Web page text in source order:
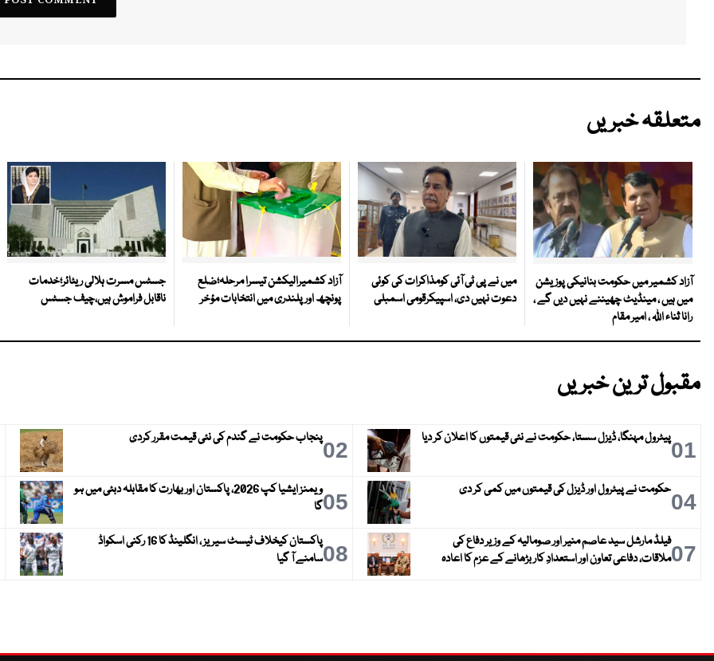
متعلقہ خبریں
آزاد کشمیر میں حکومت بنانیکی پوزیشن
میں ہیں ، مینڈیٹ چھیننے نہیں دیں گے ،
رانا ثناء اللہ ، امیر مقام
میں نے پی ٹی آئی کومذاکرات کی کوئی
دعوت نہیں دی، اسپیکرقومی اسمبلی
آزاد کشمیرالیکشن تیسرا مرحلہ؛ضلع
پونچھ اور پلندری میں انتخابات مؤخر
جسٹس مسرت ہلالی ریٹائر؛خدمات
ناقابل فراموش ہیں،چیف جسٹس
مقبول ترین خبریں
01پیٹرول مہنگا، ڈیزل سستا، حکومت نے نئی قیمتوں کا اعلان کر دیا 02پنجاب حکومت نے گندم کی نئی قیمت مقرر کردی
04حکومت نے پیٹرول اور ڈیزل کی قیمتوں میں کمی کر دی 05
ویمنز ایشیا کپ 2026، پاکستان اور بھارت کا مقابلہ دبئی میں ہو
گا
07فیلڈ مارشل سید عاصم منیر اور صومالیہ کے وزیر دفاع کی
ملاقات، دفاعی تعاون اور استعدادِ کار بڑھانے کے عزم کا اعادہ
08
پاکستان کیخلاف ٹیسٹ سیریز ، انگلینڈ کا 16 رکنی اسکواڈ
سامنے آ گیا